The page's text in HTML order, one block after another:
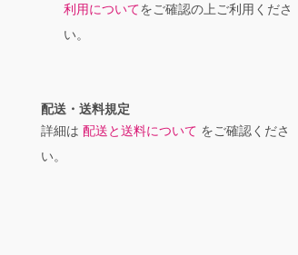
利用についてをご確認の上ご利用くださ
い。
配送・送料規定
詳細は 配送と送料について をご確認くださ
い。